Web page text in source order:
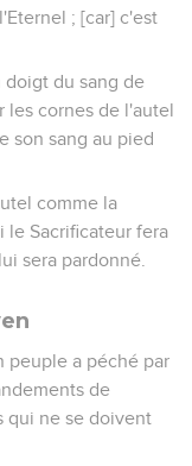
; [car] c'est
doigt du sang de
les cornes de l'autel
son sang au pied
comme la
le Sacrificateur fera
sera pardonné.
peuple a péché par
de
qui ne se doivent